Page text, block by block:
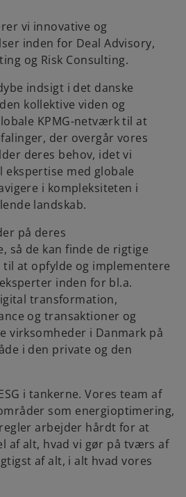
vi innovative og
inden for Deal Advisory,
og Risk Consulting.
indsigt i det danske
kollektive viden og
KPMG-netværk til at
der overgår vores
deres behov, idet vi
med globale
i kompleksiteten i
landskab.
på deres
så de kan finde de rigtige
at opfylde og implementere
inden for bl.a.
transformation,
og transaktioner og
virksomheder i Danmark på
i den private og den
i tankerne. Vores team af
som energioptimering,
arbejder hårdt for at
af alt, hvad vi gør på tværs af
af alt, i alt hvad vores